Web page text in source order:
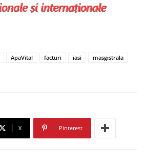
ApaVital facturi iasi
masgistrala
X Pinterest